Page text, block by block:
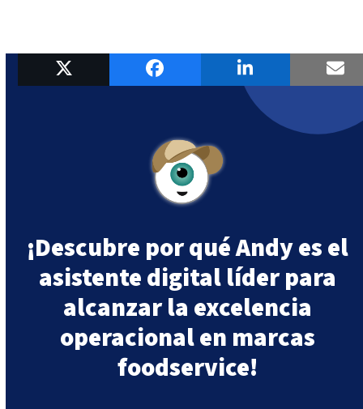
¡Descubre por qué Andy es el
asistente digital líder para
alcanzar la excelencia
operacional en marcas
foodservice!